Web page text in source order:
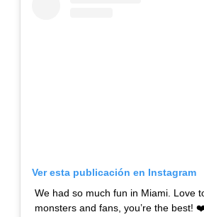
Ver esta publicación en Instagram
We had so much fun in Miami. Love
monsters and fans, you’re the best!